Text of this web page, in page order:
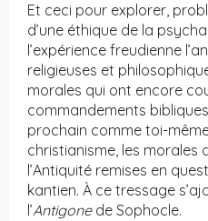
Et ceci pour explorer,
d’une éthique de la
l’expérience freudienne
religieuses et
morales qui ont encore
commandements
prochain comme toi-
christianisme, les morales
l’Antiquité remises en
kantien. À ce tressage
l’Antigone de Sophocle.